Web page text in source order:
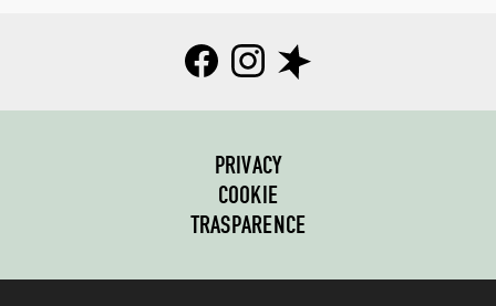
PRIVACY
COOKIE
TRASPARENCE